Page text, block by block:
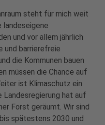
steht für mich weit
landeseigene
und vor allem jährlich
und barrierefreie
die Kommunen bauen
müssen die Chance auf
ist Klimaschutz ein
hat auf
Forst geräumt. Wir sind
spätestens 2030 und